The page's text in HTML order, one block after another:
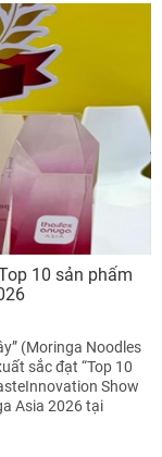
10 sản phẩm
(Moringa Noodles
sắc đạt “Top 10
Show
Asia 2026 tại